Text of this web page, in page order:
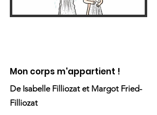
Mon corps m'appartient !
De Isabelle Filliozat et Margot Fried-
Filliozat